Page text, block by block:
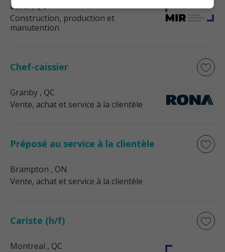
Laval, QC
Construction, production et
manutention
Chef-caissier
Granby , QC
Vente, achat et service à la clientèle
Préposé au service à la clientèle
Brampton , ON
Vente, achat et service à la clientèle
Cariste (h/f)
Montreal , QC